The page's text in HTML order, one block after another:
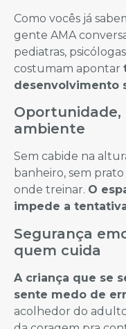
Como vocês já
gente AMA
pediatras,
costumam apontar
desenvolvimento
ambiente
Sem cabide na
banheiro, sem
onde treinar. O
impede a
Segurança
quem cuida
A criança que se
sente medo de
acolhedor do